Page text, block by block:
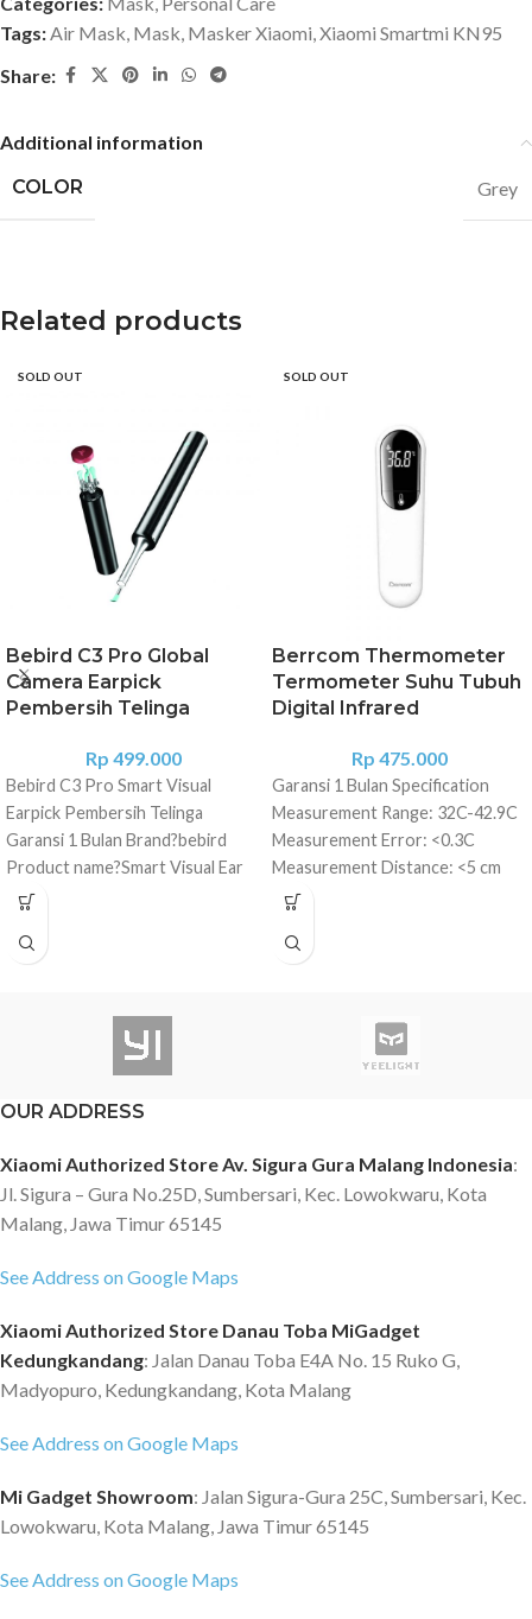
Tags:Air Mask, Mask, Masker Xiaomi,Xiaomi Smartmi KN95
Share:
Additional information
COLOR
Grey
Related products
SOLD OUT
Bebird C3 Pro Global
Camera Earpick
Pembersih Telinga
Rp 499.000
Bebird C3 Pro Smart Visual
Earpick Pembersih Telinga
Garansi 1 Bulan Brand?bebird
Product name?Smart Visual Ear
Cleaning Rod Model?C3 Pro
standard?IEEE 802.11b/g/n
Image transmission rate?30fps
Image sensor?CMOS
50?C Battery ?250mAh (lithium
minutes Charge time?1.5h
Current input?DC 5V 300mA
Lens diameter?3.5mm Optimum
Megapixels Gravity sensor?3-axis
SOLD OUT
Berrcom Thermometer
Termometer Suhu Tubuh
Digital Infrared
Rp 475.000
Garansi 1 Bulan Specification
Measurement Range: 32C-42.9C
Measurement Error: <0.3C
Measurement Distance: <5 cm
Power Consume: <450mW Auto
Supply: 2 x AAA Dimension: 145 x
teknologi tercanggih karena telah
menggunakan sensor non
baca juga sangat cepat hanya
membutuhkan waktu 1 detik. Hasil
mengecek suhu badan orang yang
sedang sakit karena flu maupun
virus corona. Non Contact
menggunakan sensor non
contact sehingga tidak perlu
OUR ADDRESS
Xiaomi Authorized Store Av. Sigura Gura Malang Indonesia:
Jl. Sigura – Gura No.25D, Sumbersari, Kec. Lowokwaru, Kota
Malang, Jawa Timur 65145
See Address on Google Maps
Xiaomi Authorized Store Danau Toba MiGadget
Kedungkandang: Jalan Danau Toba E4A No. 15 Ruko G,
Madyopuro, Kedungkandang, Kota Malang
See Address on Google Maps
Mi Gadget Showroom: Jalan Sigura-Gura 25C, Sumbersari, Kec.
Lowokwaru, Kota Malang, Jawa Timur 65145
See Address on Google Maps